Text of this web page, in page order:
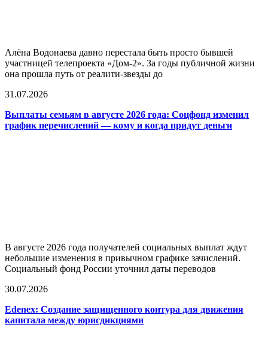
Алёна Водонаева давно перестала быть просто бывшей
участницей телепроекта «Дом-2». За годы публичной жизни
она прошла путь от реалити-звезды до
31.07.2026
Выплаты семьям в августе 2026 года: Соцфонд изменил
график перечислений — кому и когда придут деньги
В августе 2026 года получателей социальных выплат ждут
небольшие изменения в привычном графике зачислений.
Социальный фонд России уточнил даты переводов
30.07.2026
Edenex: Создание защищенного контура для движения
капитала между юрисдикциями